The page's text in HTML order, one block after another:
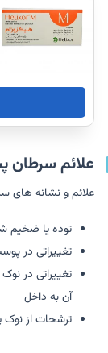
علائم سرطان
علائم و نشانه های
توده یا ضخیم
تغییراتی در
تغییراتی در
آن به داخل
ترشحات از نوک